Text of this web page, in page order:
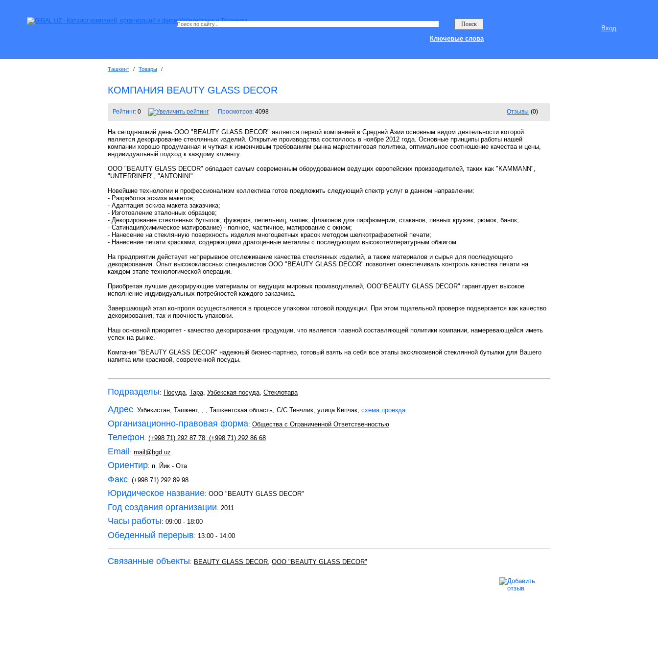
Вход
Ключевые слова
Ташкент / Товары /
КОМПАНИЯ BEAUTY GLASS DECOR
Рейтинг: 0 Просмотров: 4098 Отзывы (0)
На сегодняшний день OOO "BEAUTY GLASS DECOR" является первой компанией в Средней Азии основным видом деятельности которой
является декорирование стеклянных изделий. Открытие производства состоялось в ноябре 2012 года. Основные принципы работы нашей
компании хорошо продуманная и чуткая к изменчивым требованиям рынка маркетинговая политика, оптимальное соотношение качества и цены,
индивидуальный подход к каждому клиенту.
ООО "BEAUTY GLASS DECOR" обладает самым современным оборудованием ведущих европейских производителей, таких как "KAMMANN",
"UNTERRINER", "ANTONINI".
Новейшие технологии и профессионализм коллектива готов предложить следующий спектр услуг в данном направлении:
- Разработка эскиза макетов;
- Адаптация эскиза макета заказчика;
- Изготовление эталонных образцов;
- Декорирование стеклянных бутылок, фужеров, пепельниц, чашек, флаконов для парфюмерии, стаканов, пивных кружек, рюмок, банок;
- Сатинация(химическое матирование) - полное, частичное, матирование с окном;
- Нанесение на стеклянную поверхность изделия многоцветных красок методом шелкотрафаретной печати;
- Нанесение печати красками, содержащими драгоценные металлы с последующим высокотемпературным обжигом.
На предприятии действует непрерывное отслеживание качества стеклянных изделий, а также материалов и сырья для последующего
декорирования. Опыт высококлассных специалистов OOO "BEAUTY GLASS DECOR" позволяет оюеспечивать контроль качества печати на
каждом этапе технологической операции.
Приобретая лучшие декорирующие материалы от ведущих мировых производителей, OOO"BEAUTY GLASS DECOR" гарантирует высокое
исполнение индивидуальных потребностей каждого заказчика.
Завершающий этап контроля осуществляется в процессе упаковки готовой продукции. При этом тщательной проверке подвергается как качество
декорирования, так и прочность упаковки.
Наш основной приоритет - качество декорирования продукции, что является главной составляющей политики компании, намеревающейся иметь
успех на рынке.
Компания "BEAUTY GLASS DECOR" надежный бизнес-партнер, готовый взять на себя все этапы эксклюзивной стеклянной бутылки для Вашего
напитка или красивой, современной посуды.
Подразделы: Посуда, Тара, Узбекская посуда, Стеклотара
Адрес: Узбекистан, Ташкент, , , Ташкентская область, C/C Тинчлик, улица Кипчак, схема проезда
Организационно-правовая форма: Общества с Ограниченной Ответственностью
Телефон: (+998 71) 292 87 78, (+998 71) 292 86 68
Email: mail@bgd.uz
Ориентир: п. Йик - Ота
Факс: (+998 71) 292 89 98
Юридическое название: ООО "BEAUTY GLASS DECOR"
Год создания организации: 2011
Часы работы: 09:00 - 18:00
Обеденный перерыв: 13:00 - 14:00
Связанные объекты: BEAUTY GLASS DECOR ООО "BEAUTY GLASS DECOR"